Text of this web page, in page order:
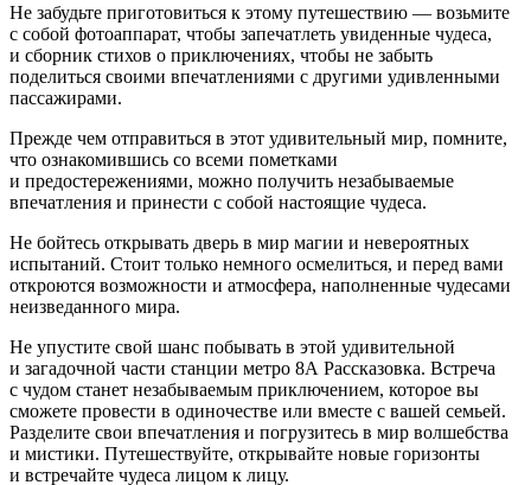
Не забудьте приготовиться к этому путешествию — возьмите
с собой фотоаппарат, чтобы запечатлеть увиденные чудеса,
и сборник стихов о приключениях, чтобы не забыть
поделиться своими впечатлениями с другими удивленными
пассажирами.
Прежде чем отправиться в этот удивительный мир, помните,
что ознакомившись со всеми пометками
и предостережениями, можно получить незабываемые
впечатления и принести с собой настоящие чудеса.
Не бойтесь открывать дверь в мир магии и невероятных
испытаний. Стоит только немного осмелиться, и перед вами
откроются возможности и атмосфера, наполненные чудесами
неизведанного мира.
Не упустите свой шанс побывать в этой удивительной
и загадочной части станции метро 8А Рассказовка. Встреча
с чудом станет незабываемым приключением, которое вы
сможете провести в одиночестве или вместе с вашей семьей.
Разделите свои впечатления и погрузитесь в мир волшебства
и мистики. Путешествуйте, открывайте новые горизонты
и встречайте чудеса лицом к лицу.